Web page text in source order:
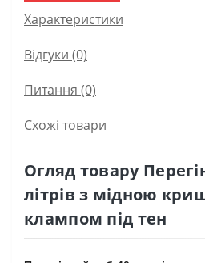
Характеристики
Відгуки (0)
Питання (0)
Схожі товари
Огляд товару
літрів з мідною
клампом під тен